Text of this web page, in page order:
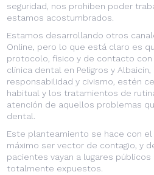
seguridad, nos prohiben poder
estamos acostumbrados.
Estamos desarrollando otros
Online, pero lo que está claro es
protocolo, físico y de contacto
clínica dental en Peligros y
responsabilidad y civismo, estén
habitual y los tratamientos de
atención de aquellos problemas
dental.
Este planteamiento se hace con
máximo ser vector de contagio, y
pacientes vayan a lugares
totalmente expuestos.